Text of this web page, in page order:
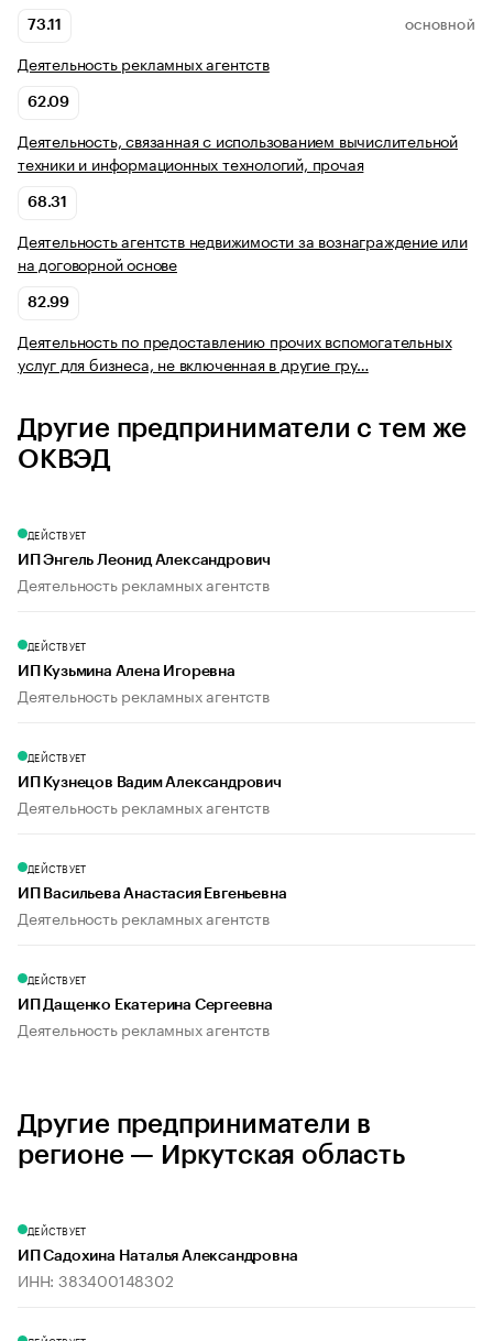
73.11 ОСНОВНОЙ
Деятельность рекламных агентств
62.09
Деятельность, связанная с использованием вычислительной
техники и информационных технологий, прочая
68.31
Деятельность агентств недвижимости за вознаграждение или
на договорной основе
82.99
Деятельность по предоставлению прочих вспомогательных
услуг для бизнеса, не включенная в другие гру…
Другие предприниматели с тем же
ОКВЭД
ДЕЙСТВУЕТ
ИП Энгель Леонид Александрович
Деятельность рекламных агентств
ДЕЙСТВУЕТ
ИП Кузьмина Алена Игоревна
Деятельность рекламных агентств
ДЕЙСТВУЕТ
ИП Кузнецов Вадим Александрович
Деятельность рекламных агентств
ДЕЙСТВУЕТ
ИП Васильева Анастасия Евгеньевна
Деятельность рекламных агентств
ДЕЙСТВУЕТ
ИП Дащенко Екатерина Сергеевна
Деятельность рекламных агентств
Другие предприниматели в
регионе — Иркутская область
ДЕЙСТВУЕТ
ИП Садохина Наталья Александровна
ИНН: 383400148302